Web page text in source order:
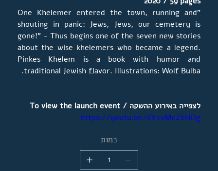
"One Khelemer entered the town, running and
shouting in panic: Jews, Jews, our cemetery is
gone!" - Thus begins one of the seven new stories
about the wise khelemers who became a legend.
Pinkes Khelem is a book with humor and
traditional Jewish flavor. Illustrations: Wolf Bulba.
לצפייה באירוע ההשקה / To view the launch event
https://youtu.be/6YxvMcZbHDg
כמות